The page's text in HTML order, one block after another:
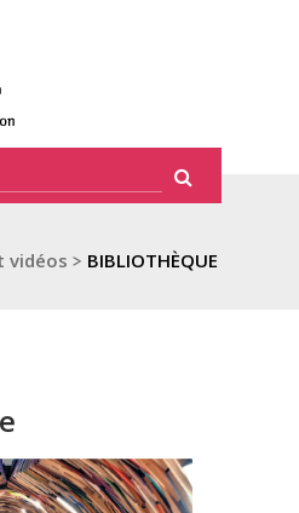
vidéos > BIBLIOTHÈQUE